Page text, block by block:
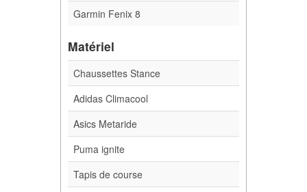
Garmin Fenix 8
Matériel
Chaussettes Stance
Adidas Climacool
Asics Metaride
Puma ignite
Tapis de course